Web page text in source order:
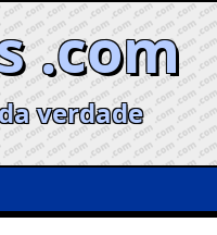
.com
verdade